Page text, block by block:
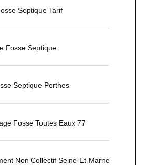
Septique Tarif
Fosse Septique
Septique Perthes
Fosse Toutes Eaux 77
Non Collectif Seine-Et-Marne